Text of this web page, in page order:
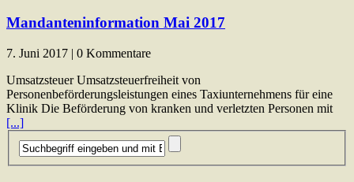
Mandanteninformation Mai 2017
7. Juni 2017 | 0 Kommentare
Umsatzsteuer Umsatzsteuerfreiheit von
Personenbeförderungsleistungen eines Taxiunternehmens für eine
Klinik Die Beförderung von kranken und verletzten Personen mit
[...]